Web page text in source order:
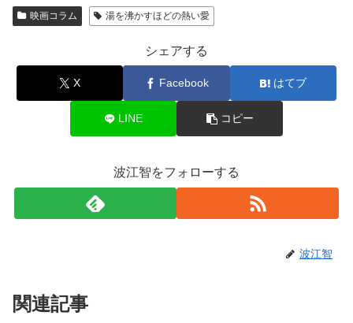
映画コラム 湯を沸かすほどの熱い愛
シェアする
X Facebook はてブ
LINE コピー
波江智をフォローする
波江智
関連記事